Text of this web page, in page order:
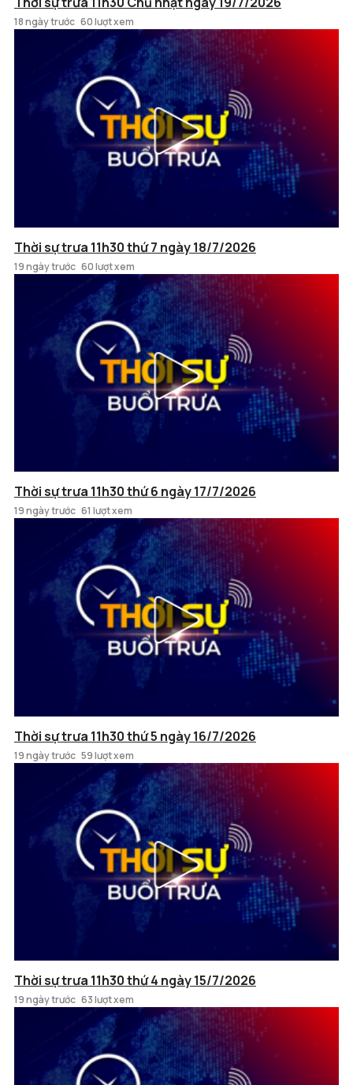
18 ngày trước 60 lượt xem
Thời sự trưa 11h30 thứ 7 ngày 18/7/2026
19 ngày trước 60 lượt xem
Thời sự trưa 11h30 thứ 6 ngày 17/7/2026
19 ngày trước 61 lượt xem
Thời sự trưa 11h30 thứ 5 ngày 16/7/2026
19 ngày trước 59 lượt xem
Thời sự trưa 11h30 thứ 4 ngày 15/7/2026
19 ngày trước 63 lượt xem